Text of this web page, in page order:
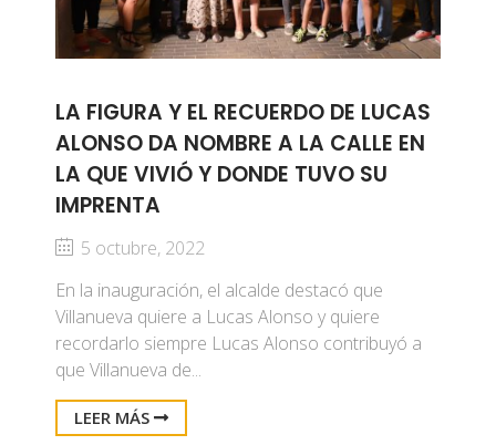
LA FIGURA Y EL RECUERDO DE LUCAS
ALONSO DA NOMBRE A LA CALLE EN
LA QUE VIVIÓ Y DONDE TUVO SU
IMPRENTA
5 octubre, 2022
En la inauguración, el alcalde destacó que
Villanueva quiere a Lucas Alonso y quiere
recordarlo siempre Lucas Alonso contribuyó a
que Villanueva de...
LEER MÁS